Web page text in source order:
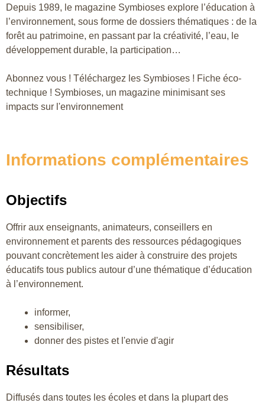
Depuis 1989, le magazine Symbioses explore l’éducation à
l’environnement, sous forme de dossiers thématiques : de la
forêt au patrimoine, en passant par la créativité, l’eau, le
développement durable, la participation…
Abonnez vous ! Téléchargez les Symbioses ! Fiche éco-
technique ! Symbioses, un magazine minimisant ses
impacts sur l'environnement
Informations complémentaires
Objectifs
Offrir aux enseignants, animateurs, conseillers en
environnement et parents des ressources pédagogiques
pouvant concrètement les aider à construire des projets
éducatifs tous publics autour d’une thématique d’éducation
à l’environnement.
informer,
sensibiliser,
donner des pistes et l'envie d'agir
Résultats
Diffusés dans toutes les écoles et dans la plupart des